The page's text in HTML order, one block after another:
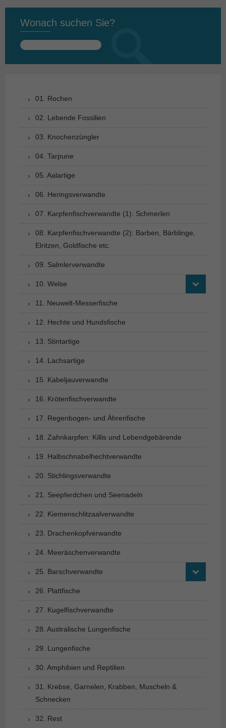
Wonach suchen Sie?
Suchen
01. Rochen
02. Lebende Fossilien
03. Knochenzüngler
04. Tarpune
05. Aalartige
06. Heringsverwandte
07. Karpfenfischverwandte (1): Schmerlen
08. Karpfenfischverwandte (2): Barben, Bärblinge,
Elritzen, Goldfische etc.
09. Salmlerverwandte
10. Welse
11. Neuwelt-Messerfische
12. Hechte und Hundsfische
13. Stintartige
14. Lachsartige
15. Kabeljauverwandte
16. Krötenfischverwandte
17. Regenbogen- und Ährenfische
18. Zahnkarpfen: Killis und Lebendgebärende
19. Halbschnabelhechtverwandte
20. Stichlingsverwandte
21. Seepferdchen und Seenadeln
22. Kiemenschlitzaalverwandte
23. Drachenkopfverwandte
24. Meeräschenverwandte
25. Barschverwandte
26. Plattfische
27. Kugelfischverwandte
28. Australische Lungenfische
29. Lungenfische
30. Amphibien und Reptilien
31. Krebse, Garnelen, Krabben, Muscheln &
Schnecken
32. Rest